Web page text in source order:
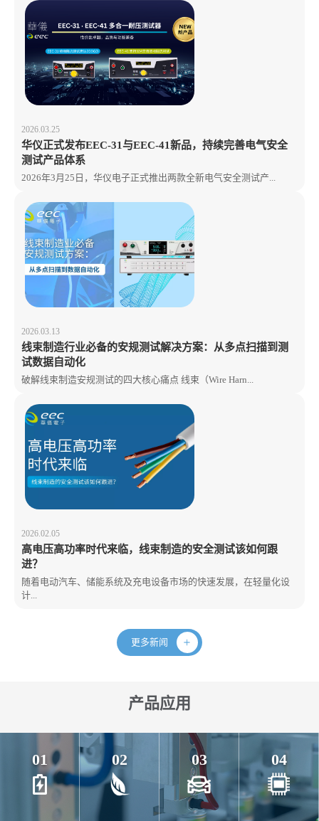
2026.03.25
华仪正式发布EEC-31与EEC-41新品，持续完善电气安全
测试产品体系
2026年3月25日，华仪电子正式推出两款全新电气安全测试产...
2026.03.13
线束制造行业必备的安规测试解决方案：从多点扫描到测
试数据自动化
破解线束制造安规测试的四大核心痛点 线束（Wire Harn...
2026.02.05
高电压高功率时代来临，线束制造的安全测试该如何跟
进？
随着电动汽车、储能系统及充电设备市场的快速发展，在轻量化设
计...
更多新闻
产品应用
01 02 03 04